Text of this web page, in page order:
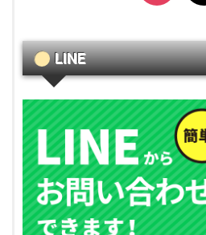
LINE